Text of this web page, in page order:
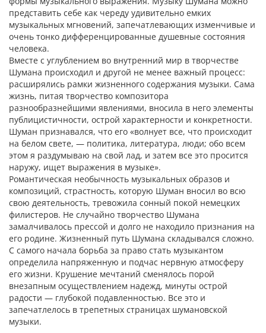
представить себе как череду удивительно емких
музыкальных мгновений, запечатлевающих изменчивые и
очень тонко дифференцированные душевные состояния
человека.
Вместе с углублением во внутренний мир в творчестве
Шумана происходил и другой не менее важный процесс:
расширялись рамки жизненного содержания музыки. Сама
жизнь, питая творчество композитора
разнообразнейшими явлениями, вносила в него элементы
публицистичности, острой характерности и конкретности.
Шуман признавался, что его «волнует все, что происходит
на белом свете, — политика, литература, люди; обо всем
этом я раздумываю на свой лад, и затем все это просится
наружу, ищет выражения в музыке».
Романтическая необычность музыкальных образов и
композиций, страстность, которую Шуман вносил во всю
свою деятельность, тревожила сонный покой немецких
филистеров. Не случайно творчество Шумана
замалчивалось прессой и долго не находило признания на
его родине. Жизненный путь Шумана складывался сложно.
С самого начала борьба за право стать музыкантом
определила напряженную и подчас нервную атмосферу
его жизни. Крушение мечтаний сменялось порой
внезапным осуществлением надежд, минуты острой
радости — глубокой подавленностью. Все это и
запечатлелось в трепетных страницах шумановской
музыки.